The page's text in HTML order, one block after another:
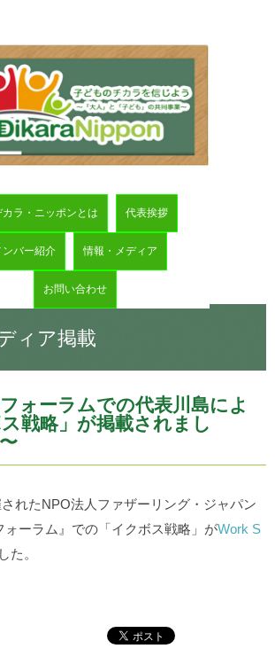
カラ・ニッポンとは 代表挨拶
ンバー紹介 情報・メディア
お問い合わせ
ィア掲載
ォーラムでの代表川島によ
戦略」が掲載されまし
れたNPO法人ファザーリング・ジャパン
ォーラム』での「イクボス戦略」がWork S
た。